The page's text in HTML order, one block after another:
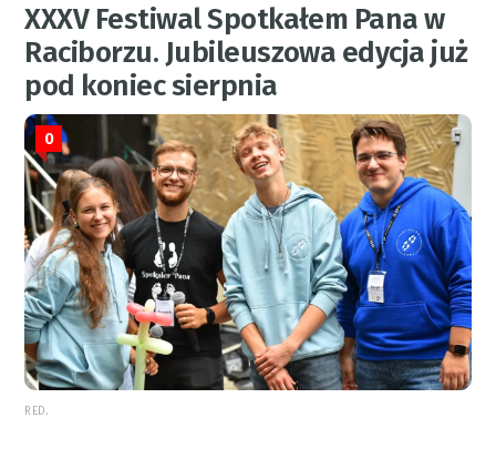
XXXV Festiwal Spotkałem Pana w
Raciborzu. Jubileuszowa edycja już
pod koniec sierpnia
0
RED.